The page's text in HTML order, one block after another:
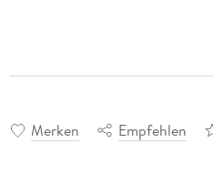
Merken Empfehlen